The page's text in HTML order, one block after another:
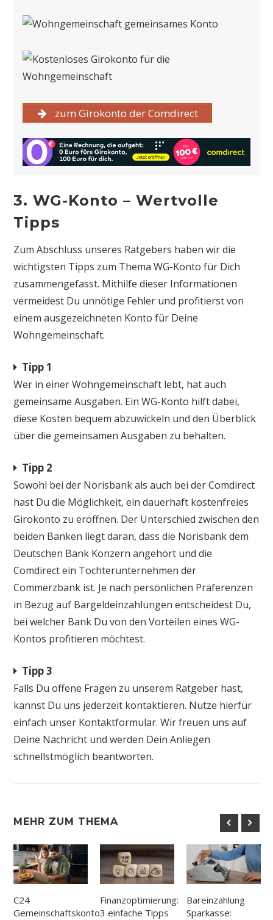
zum Girokonto der Comdirect
3. WG-Konto – Wertvolle
Tipps
Zum Abschluss unseres Ratgebers haben wir die
wichtigsten Tipps zum Thema WG-Konto für Dich
zusammengefasst. Mithilfe dieser Informationen
vermeidest Du unnötige Fehler und profitierst von
einem ausgezeichneten Konto für Deine
Wohngemeinschaft.
Tipp 1
Wer in einer Wohngemeinschaft lebt, hat auch
gemeinsame Ausgaben. Ein WG-Konto hilft dabei,
diese Kosten bequem abzuwickeln und den Überblick
über die gemeinsamen Ausgaben zu behalten.
Tipp 2
Sowohl bei der Norisbank als auch bei der Comdirect
hast Du die Möglichkeit, ein dauerhaft kostenfreies
Girokonto zu eröffnen. Der Unterschied zwischen den
beiden Banken liegt daran, dass die Norisbank dem
Deutschen Bank Konzern angehört und die
Comdirect ein Tochterunternehmen der
Commerzbank ist. Je nach persönlichen Präferenzen
in Bezug auf Bargeldeinzahlungen entscheidest Du,
bei welcher Bank Du von den Vorteilen eines WG-
Kontos profitieren möchtest.
Tipp 3
Falls Du offene Fragen zu unserem Ratgeber hast,
kannst Du uns jederzeit kontaktieren. Nutze hierfür
einfach unser Kontaktformular. Wir freuen uns auf
Deine Nachricht und werden Dein Anliegen
schnellstmöglich beantworten.
MEHR ZUM THEMA
C24
Gemeinschaftskonto:
Finanzoptimierung:
3 einfache Tipps
Bareinzahlung
Sparkasse: